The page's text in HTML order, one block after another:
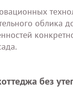
без